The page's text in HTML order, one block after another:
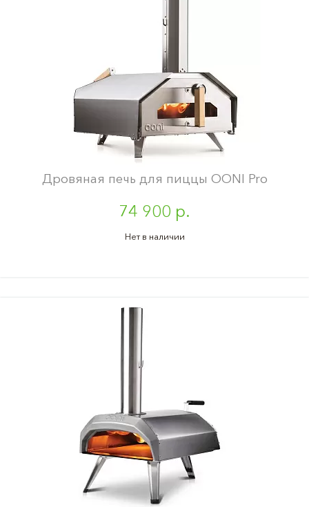
Дровяная печь для пиццы OONI Pro
74 900 р.
Нет в наличии